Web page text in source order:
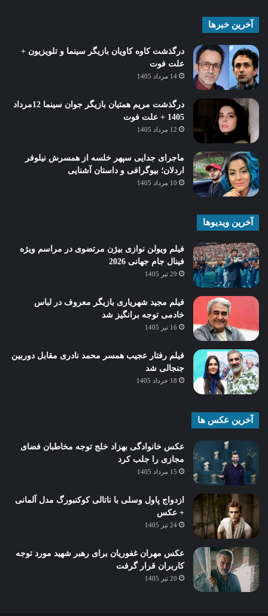
آخرین خبرها
درگذشت کاوه کاویان بازیگر سینما و تلویزیون +
علت فوت
14 مرداد 1405
درگذشت مریم همتیان بازیگر جوان سینما 12مرداد
1405 + علت فوت
12 مرداد 1405
ماجرای جدایی سپهر خلسه از همسرش نیلوفر
اردلان؛ بیوگرافی و داستان آشنایی
10 مرداد 1405
آخرین ویدیوها
فیلم ویولن نوازی بیژن مرتضوی در مراسم ویژه
فینال جام جهانی 2026
29 تیر 1405
فیلم مجید شهریاری بازیگر معروف در لباس
خادمی توجه برانگیز شد
16 تیر 1405
فیلم رفتار عجیب همسر محمد نادری مقابل دوربین
جنجالی شد
18 خرداد 1405
آخرین عکس ها
عکس خانوادگی بهزاد خلج توجه مخاطبان فضای
مجازی را جلب کرد
15 مرداد 1405
ازدواج پاول وسلی با ناتالی کوکنبورگ مدل آلمانی
+ عکس
24 تیر 1405
عکس مهران غفوریان برای رهبر شهید مورد توجه
کاربران قرار گرفت
20 تیر 1405